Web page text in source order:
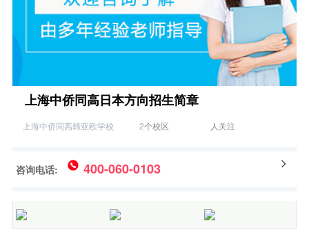
上海中侨同高日本方向招生简章
上海中侨同高韩亚欧学校 2个校区 人关注
咨询电话: 400-060-0103